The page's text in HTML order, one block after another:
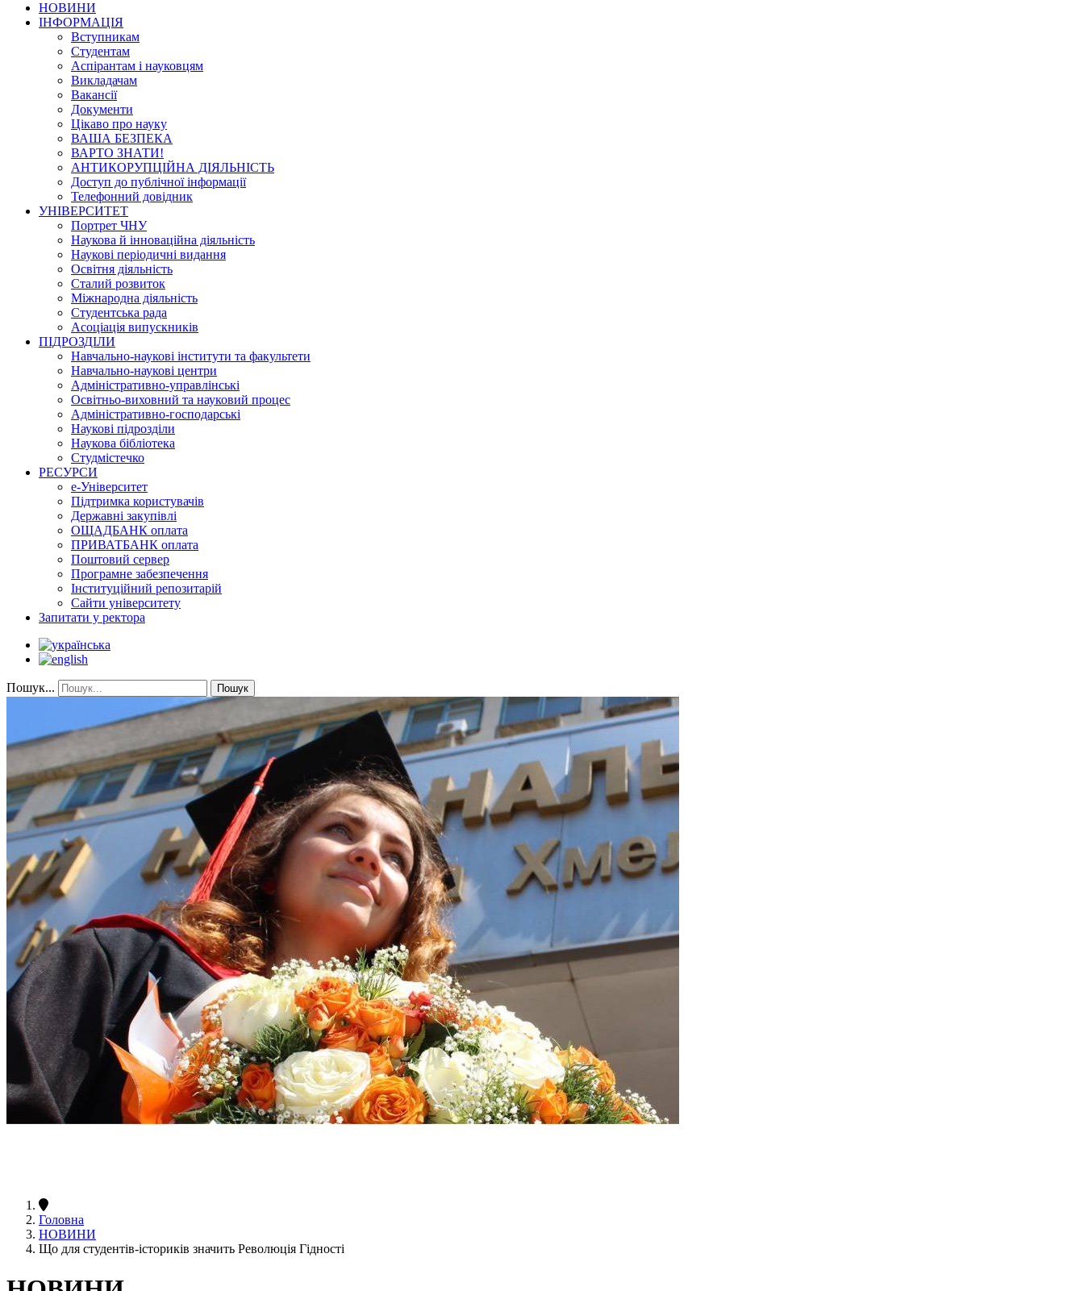
НОВИНИ
ІНФОРМАЦІЯ
Вступникам
Студентам
Аспірантам і науковцям
Викладачам
Вакансії
Документи
Цікаво про науку
ВАША БЕЗПЕКА
ВАРТО ЗНАТИ!
АНТИКОРУПЦІЙНА ДІЯЛЬНІСТЬ
Доступ до публічної інформації
Телефонний довідник
УНІВЕРСИТЕТ
Портрет ЧНУ
Наукова й інноваційна діяльність
Наукові періодичні видання
Освітня діяльність
Сталий розвиток
Міжнародна діяльність
Студентська рада
Асоціація випускників
ПІДРОЗДІЛИ
Навчально-наукові інститути та факультети
Навчально-наукові центри
Адміністративно-управлінські
Освітньо-виховний та науковий процес
Адміністративно-господарські
Наукові підрозділи
Наукова бібліотека
Студмістечко
РЕСУРСИ
е-Університет
Підтримка користувачів
Державні закупівлі
ОЩАДБАНК оплата
ПРИВАТБАНК оплата
Поштовий сервер
Програмне забезпечення
Інституційний репозитарій
Сайти університету
Запитати у ректора
Пошук... Пошук
Головна
НОВИНИ
Що для студентів-істориків значить Революція Гідності